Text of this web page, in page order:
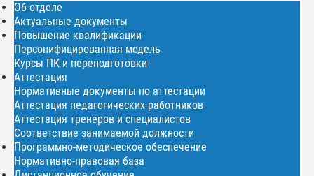
Об отделе
Актуальные документы
Повышение квалификации
Персонифицированная модель
Курсы ПК и переподготовки
Аттестация
Нормативные документы по аттестации
Аттестация педагогических работников
Аттестация тренеров и специалистов
Соответствие занимаемой должности
Программно-методическое обеспечение
Нормативно-правовая база